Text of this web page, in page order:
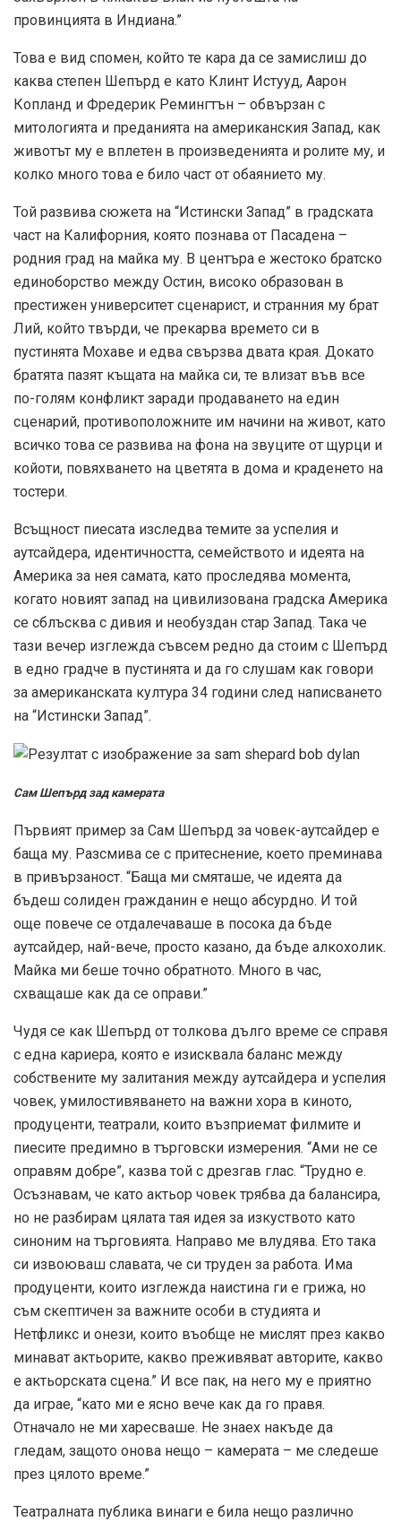
провинцията в Индиана.”
Това е вид спомен, който те кара да се замислиш до
каква степен Шепърд е като Клинт Истууд, Аарон
Копланд и Фредерик Ремингтън – обвързан с
митологията и преданията на американския Запад, как
животът му е вплетен в произведенията и ролите му, и
колко много това е било част от обаянието му.
Той развива сюжета на “Истински Запад” в градската
част на Калифорния, която познава от Пасадена –
родния град на майка му. В центъра е жестоко братско
единоборство между Остин, високо образован в
престижен университет сценарист, и странния му брат
Лий, който твърди, че прекарва времето си в
пустинята Мохаве и едва свързва двата края. Докато
братята пазят къщата на майка си, те влизат във все
по-голям конфликт заради продаването на един
сценарий, противоположните им начини на живот, като
всичко това се развива на фона на звуците от щурци и
койоти, повяхването на цветята в дома и краденето на
тостери.
Всъщност пиесата изследва темите за успелия и
аутсайдера, идентичността, семейството и идеята на
Америка за нея самата, като проследява момента,
когато новият запад на цивилизована градска Америка
се сблъсква с дивия и необуздан стар Запад. Така че
тази вечер изглежда съвсем редно да стоим с Шепърд
в едно градче в пустинята и да го слушам как говори
за американската култура 34 години след написването
на “Истински Запад”.
Сам Шепърд зад камерата
Първият пример за Сам Шепърд за човек-аутсайдер е
баща му. Разсмива се с притеснение, което преминава
в привързаност. “Баща ми смяташе, че идеята да
бъдеш солиден гражданин е нещо абсурдно. И той
още повече се отдалечаваше в посока да бъде
аутсайдер, най-вече, просто казано, да бъде алкохолик.
Майка ми беше точно обратното. Много в час,
схващаше как да се оправи.”
Чудя се как Шепърд от толкова дълго време се справя
с една кариера, която е изисквала баланс между
собствените му залитания между аутсайдера и успелия
човек, умилостивяването на важни хора в киното,
продуценти, театрали, които възприемат филмите и
пиесите предимно в търговски измерения. “Ами не се
оправям добре”, казва той с дрезгав глас. “Трудно е.
Осъзнавам, че като актьор човек трябва да балансира,
но не разбирам цялата тая идея за изкуството като
синоним на търговията. Направо ме влудява. Ето така
си извоюваш славата, че си труден за работа. Има
продуценти, които изглежда наистина ги е грижа, но
съм скептичен за важните особи в студията и
Нетфликс и онези, които въобще не мислят през какво
минават актьорите, какво преживяват авторите, какво
е актьорската сцена.” И все пак, на него му е приятно
да играе, “като ми е ясно вече как да го правя.
Отначало не ми харесваше. Не знаех накъде да
гледам, защото онова нещо – камерата – ме следеше
през цялото време.”
Театралната публика винаги е била нещо различно